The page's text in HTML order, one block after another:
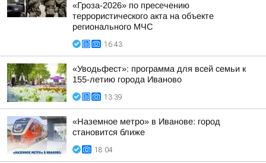
«Гроза-2026» по пресечению
террористического акта на объекте
регионального МЧС
16:43
«Уводьфест»: программа для всей семьи к
155-летию города Иваново
13:39
«Наземное метро» в Иванове: город
становится ближе
18:04